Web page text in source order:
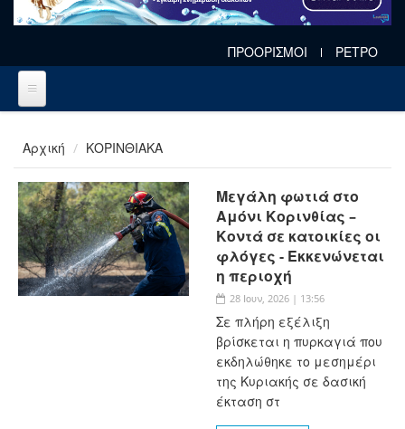
ΠΡΟΟΡΙΣΜΟΙ ΡΕΤΡΟ
Αρχική ΚΟΡΙΝΘΙΑΚΑ
Μεγάλη φωτιά στο
Αμόνι Κορινθίας –
Κοντά σε κατοικίες οι
φλόγες - Εκκενώνεται
η περιοχή
28 Ιουν, 2026 | 13:56
Σε πλήρη εξέλιξη
βρίσκεται η πυρκαγιά που
εκδηλώθηκε το μεσημέρι
της Κυριακής σε δασική
έκταση στ